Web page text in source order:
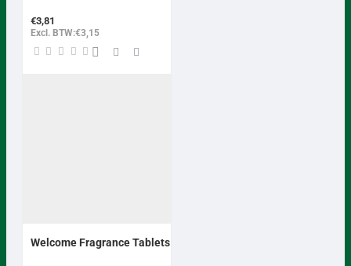
€3,81
Excl. BTW:€3,15
Welcome Fragrance Tablets